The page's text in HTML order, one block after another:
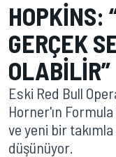
HOPKINS:
GERÇEK
OLABILIR”
Eski Red Bull
Horner'ın
ve yeni bir
düşünüyor.